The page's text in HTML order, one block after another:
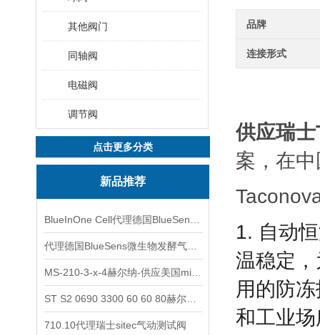
其他阀门
同轴阀
电磁阀
调节阀
点击更多分类
新品推荐
710.10代理瑞士sitec气动测试阀
品牌
连接形式
供应瑞
案，在
1. 自动
温稳定
用的防
和工业